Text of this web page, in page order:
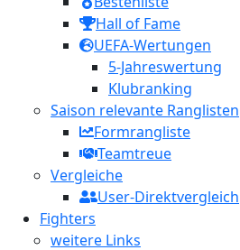
Hall of Fame
UEFA-Wertungen
5-Jahreswertung
Klubranking
Saison relevante Ranglisten
Formrangliste
Teamtreue
Vergleiche
User-Direktvergleich
Fighters
weitere Links